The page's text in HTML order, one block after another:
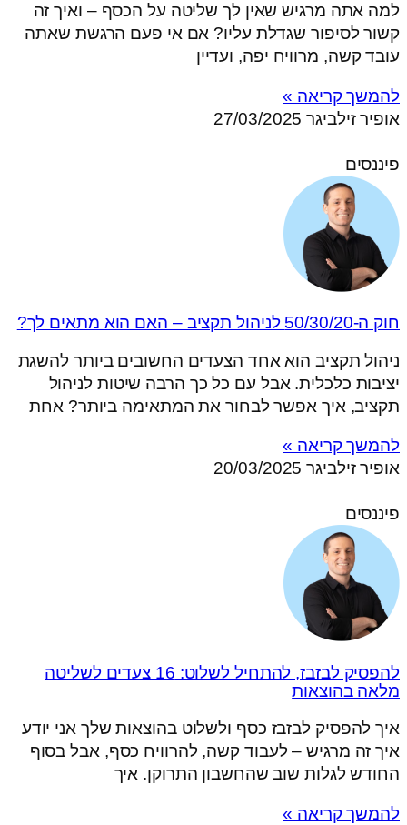
למה אתה מרגיש שאין לך שליטה על הכסף – ואיך זה
קשור לסיפור שגדלת עליו? אם אי פעם הרגשת שאתה
עובד קשה, מרוויח יפה, ועדיין
להמשך קריאה »
אופיר זילביגר 27/03/2025
פיננסים
חוק ה-50/30/20 לניהול תקציב – האם הוא מתאים לך?
ניהול תקציב הוא אחד הצעדים החשובים ביותר להשגת
יציבות כלכלית. אבל עם כל כך הרבה שיטות לניהול
תקציב, איך אפשר לבחור את המתאימה ביותר? אחת
להמשך קריאה »
אופיר זילביגר 20/03/2025
פיננסים
להפסיק לבזבז, להתחיל לשלוט: 16 צעדים לשליטה
מלאה בהוצאות
איך להפסיק לבזבז כסף ולשלוט בהוצאות שלך אני יודע
איך זה מרגיש – לעבוד קשה, להרוויח כסף, אבל בסוף
החודש לגלות שוב שהחשבון התרוקן. איך
להמשך קריאה »